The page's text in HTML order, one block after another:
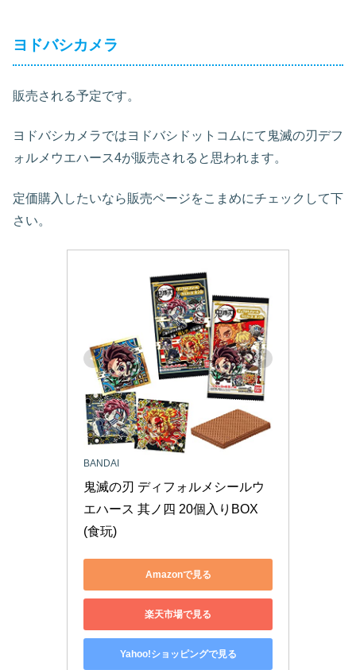
ヨドバシカメラ
販売される予定です。
ヨドバシカメラではヨドバシドットコムにて鬼滅の刃デフ
ォルメウエハース4が販売されると思われます。
定価購入したいなら販売ページをこまめにチェックして下
さい。
BANDAI
鬼滅の刃 ディフォルメシールウ
エハース 其ノ四 20個入りBOX
(食玩)
Amazonで見る
楽天市場で見る
Yahoo!ショッピングで見る